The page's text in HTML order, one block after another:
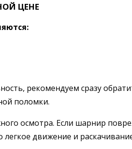
ЦЕНЕ
рекомендуем сразу
поломки.
осмотра. Если шарнир
движение и